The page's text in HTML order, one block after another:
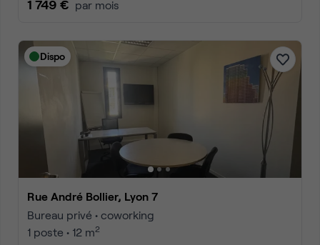
1 749 € par mois
Dispo
Rue André Bollier, Lyon 7
Bureau privé • coworking
1 poste • 12 m2